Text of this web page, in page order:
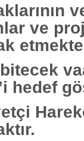
ve
bitecek
hedef